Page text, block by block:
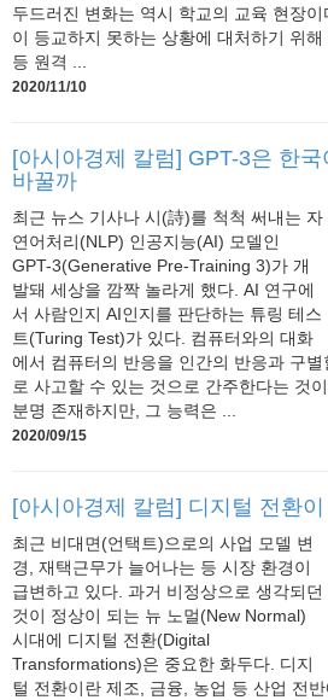
두드러진 변화는 역시 학교의 교육 현장
이 등교하지 못하는 상황에 대처하기 위
등 원격 ...
2020/11/10
[아시아경제 칼럼] GPT-3은 한
바꿀까
최근 뉴스 기사나 시(詩)를 척척 써내는 자
연어처리(NLP) 인공지능(AI) 모델인
GPT-3(Generative Pre-Training 3)가 개
발돼 세상을 깜짝 놀라게 했다. AI 연구에
서 사람인지 AI인지를 판단하는 튜링 테스
트(Turing Test)가 있다. 컴퓨터와의 대화
에서 컴퓨터의 반응을 인간의 반응과 구
로 사고할 수 있는 것으로 간주한다는 것
분명 존재하지만, 그 능력은 ...
2020/09/15
[아시아경제 칼럼] 디지털 전환이
최근 비대면(언택트)으로의 사업 모델 변
경, 재택근무가 늘어나는 등 시장 환경이
급변하고 있다. 과거 비정상으로 생각되던
것이 정상이 되는 뉴 노멀(New Normal)
시대에 디지털 전환(Digital
Transformations)은 중요한 화두다. 디지
털 전환이란 제조, 금융, 농업 등 산업 전